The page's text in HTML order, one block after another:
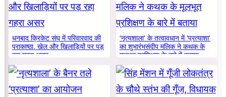
धनबाद क्रिकेट संघ में परिवारवाद की
पराकाष्ठा, खेल और खिलाड़ियों पर पड़
रहा गहरा असर
‘नृत्यशाला’ के तत्वावधान में ‘प्रत्याशा’
का शुभारंभसंदीप मलिक ने कथक के
मूलभूत प्रशिक्षण के बारे में बताया